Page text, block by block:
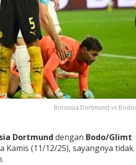
Borussia Dortmund vs
Dortmund dengan Bodo/Glimt
Kamis (11/12/25), sayangnya tidak